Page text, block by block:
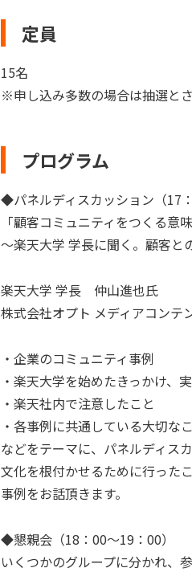
定員
15名
※申し込み多数の場合は抽選と
プログラム
◆パネルディスカッション（17
「顧客コミュニティをつくる意
～楽天大学 学長に聞く。顧客と
楽天大学 学長 仲山進也氏
株式会社オプト メディアコン
・企業のコミュニティ事例
・楽天大学を始めたきっかけ、
・楽天社内で注意したこと
・各事例に共通している大切な
などをテーマに、パネルディス
文化を根付かせるために行った
事例をお話頂きます。
◆懇親会（18：00～19：00）
いくつかのグループに分かれ、